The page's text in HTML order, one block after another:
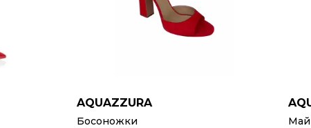
AQUAZZURA
Босоножки